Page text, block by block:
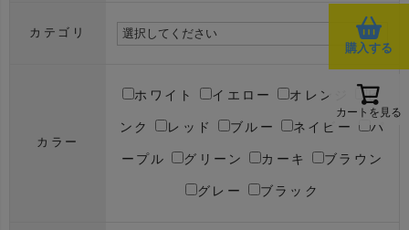
購入する
カートを見る
カテゴリ
カラー
ホワイト イエロー オレンジ ピ
ンク レッド ブルー ネイビー パ
ープル グリーン カーキ ブラウン
グレー ブラック